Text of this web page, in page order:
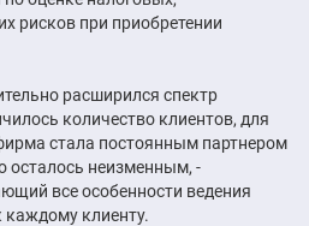
рисков при приобретении
расширился спектр
количество клиентов, для
стала постоянным партнером
осталось неизменным, -
все особенности ведения
каждому клиенту.